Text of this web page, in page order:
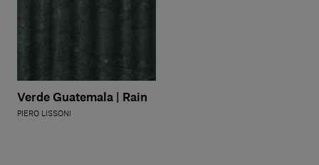
Verde Guatemala | Rain
PIERO LISSONI